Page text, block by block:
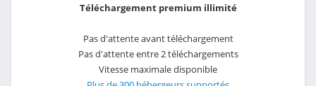
Téléchargement premium illimité
Pas d'attente avant téléchargement
Pas d'attente entre 2 téléchargements
Vitesse maximale disponible